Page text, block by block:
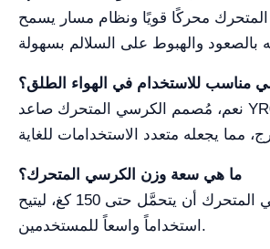
محركًا قويًا ونظام مسار يسمح
مناسب للاستخدام في الهواء الطلق؟
نعم، مُصمم الكرسي المتحرك صاعد YR05447 للاستخدام
ما هي سعة وزن الكرسي المتحرك؟
يمكن للكرسي المتحرك أن يتحمَّل حتى 150 كغ، ليتيح
استخداماً واسعاً للمستخدمين.